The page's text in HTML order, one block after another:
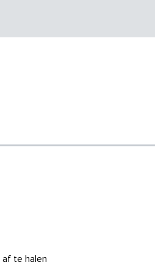
af te halen